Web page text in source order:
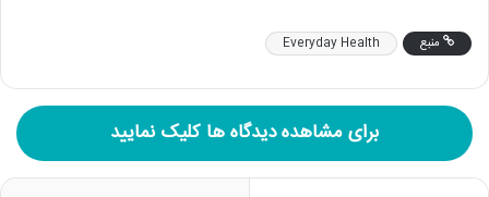
منبع Everyday Health
برای مشاهده دیدگاه ها کلیک نمایید